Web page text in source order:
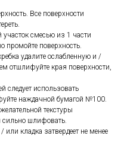
Все поверхности
смесью из 1 части
промойте поверхность.
удалите ослабленную и /
отшлифуйте края поверхности,
следует использовать
наждачной бумагой №100.
текстуры
сильно шлифовать.
или кладка затвердеет не менее